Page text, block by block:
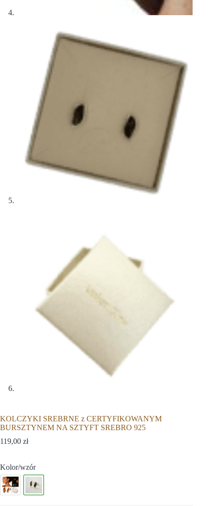
KOLCZYKI SREBRNE z CERTYFIKOWANYM
BURSZTYNEM NA SZTYFT SREBRO 925
119,00 zł
Kolor/wzór